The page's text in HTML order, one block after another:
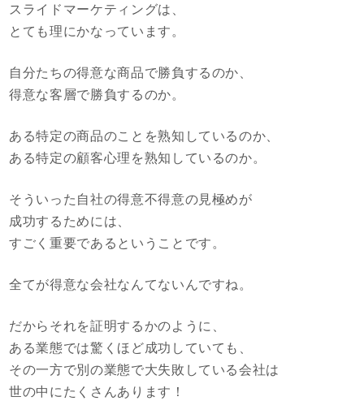
スライドマーケティングは、
とても理にかなっています。
自分たちの得意な商品で勝負するのか、
得意な客層で勝負するのか。
ある特定の商品のことを熟知しているのか、
ある特定の顧客心理を熟知しているのか。
そういった自社の得意不得意の見極めが
成功するためには、
すごく重要であるということです。
全てが得意な会社なんてないんですね。
だからそれを証明するかのように、
ある業態では驚くほど成功していても、
その一方で別の業態で大失敗している会社は
世の中にたくさんあります！